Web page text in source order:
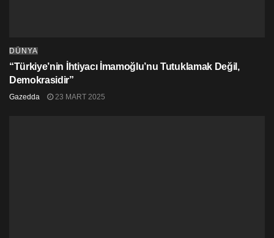
DÜNYA
“Türkiye’nin İhtiyacı İmamoğlu’nu Tutuklamak Değil,
Demokrasidir”
Gazedda 23 MART 2025